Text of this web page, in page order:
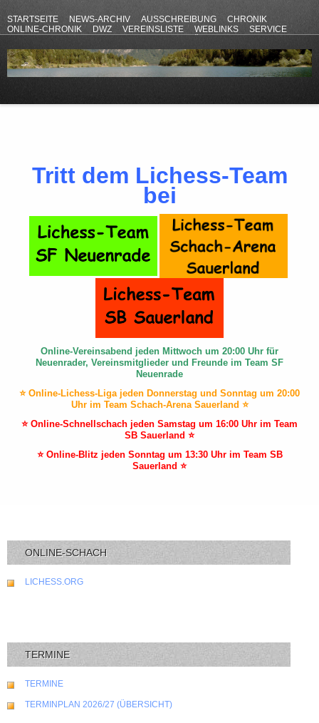
STARTSEITE NEWS-ARCHIV AUSSCHREIBUNG
CHRONIK
ONLINE-CHRONIK
DWZ VEREINSLISTE WEBLINKS
SERVICE
Tritt dem Lichess-Team
bei
Online-Vereinsabend jeden Mittwoch um 20:00 Uhr für
Neuenrader, Vereinsmitglieder und Freunde im Team SF
Neuenrade
⭐ Online-Lichess-Liga jeden Donnerstag und Sonntag um 20:00
Uhr im Team Schach-Arena Sauerland ⭐
⭐ Online-Schnellschach jeden Samstag um 16:00 Uhr im Team
SB Sauerland ⭐
⭐ Online-Blitz jeden Sonntag um 13:30 Uhr im Team SB
Sauerland ⭐
ONLINE-SCHACH
LICHESS.ORG
TERMINE
TERMINE
TERMINPLAN 2026/27 (ÜBERSICHT)